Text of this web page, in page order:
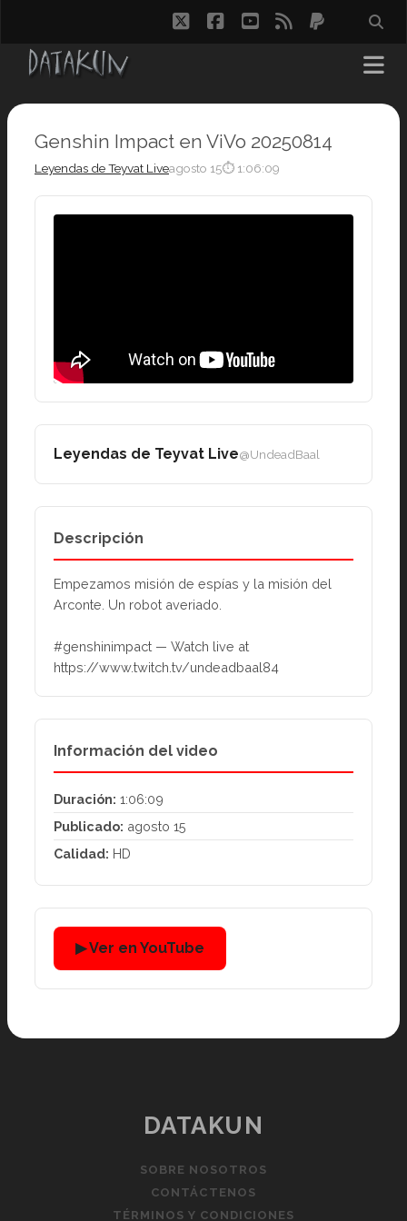
twitterfacebook
youtube
rss paypal
Genshin Impact en ViVo 20250814
Leyendas de Teyvat Liveagosto 15⏱ 1:06:09
Leyendas de Teyvat Live@UndeadBaal
Descripción
Empezamos misión de espías y la misión del
Arconte. Un robot averiado.
#genshinimpact — Watch live at
https://www.twitch.tv/undeadbaal84
Información del video
Duración: 1:06:09
Publicado: agosto 15
Calidad: HD
▶ Ver en YouTube
DATAKUN
SOBRE NOSOTROS
CONTÁCTENOS
TÉRMINOS Y CONDICIONES